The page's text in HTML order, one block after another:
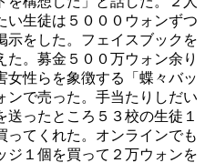
い生徒は５０００ウォンずつ
示をした。フェイスブックを
。募金５００万ウォン余り
女性らを象徴する「蝶々バッ
ンで売った。手当たりしだい
ったところ５３校の生徒１
ってくれた。オンラインでも
ジ１個を買って２万ウォンを